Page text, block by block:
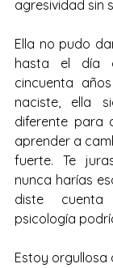
agresividad sin
Ella no pudo
hasta el día
cincuenta
naciste, ella
diferente para
aprender a
fuerte. Te
nunca harías
diste
psicología
Estoy orgullosa